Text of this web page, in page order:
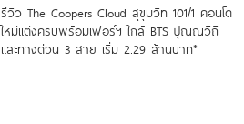
รีวิว The Coopers Cloud สุขุมวิท 101/1 คอนโด
ใหม่แต่งครบพร้อมเฟอร์ฯ ใกล้ BTS ปุณณวิถี
และทางด่วน 3 สาย เริ่ม 2.29 ล้านบาท*